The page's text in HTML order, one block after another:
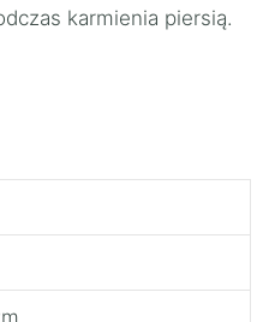
karmienia piersią.